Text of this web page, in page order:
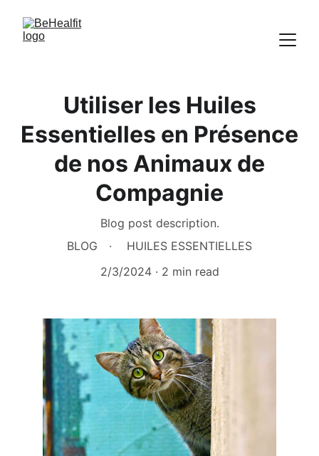
Utiliser les Huiles
Essentielles en Présence
de nos Animaux de
Compagnie
Blog post description.
BLOG
HUILES ESSENTIELLES
2/3/2024
2 min read